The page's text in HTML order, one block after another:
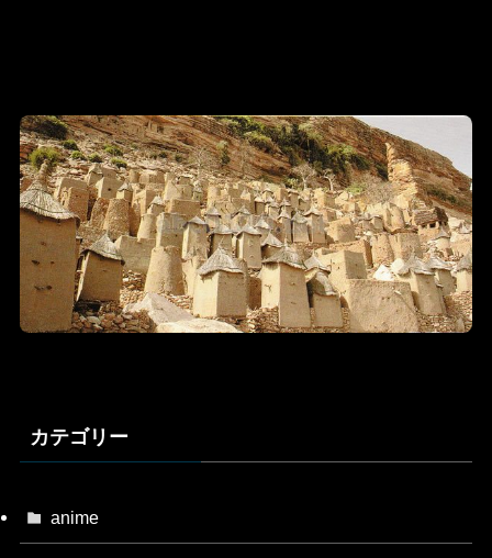
カテゴリー
anime